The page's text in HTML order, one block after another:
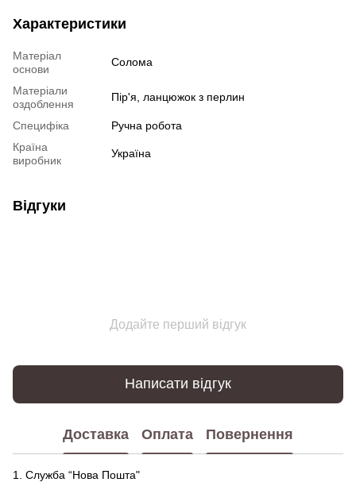
Характеристики
Матеріал
основи
Солома
Матеріали
оздоблення
Пір'я, ланцюжок з перлин
Специфіка
Ручна робота
Країна
виробник
Україна
Відгуки
Додайте перший відгук
Написати відгук
Доставка Оплата Повернення
1. Служба “Нова Пошта"